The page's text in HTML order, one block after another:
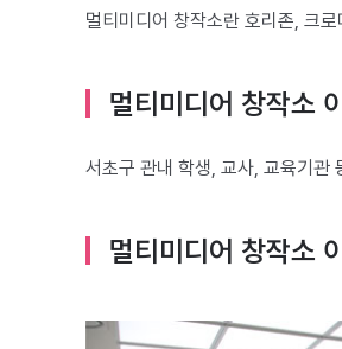
멀티미디어 창작소란 호리존, 크
멀티미디어 창작소
서초구 관내 학생, 교사, 교육기관
멀티미디어 창작소